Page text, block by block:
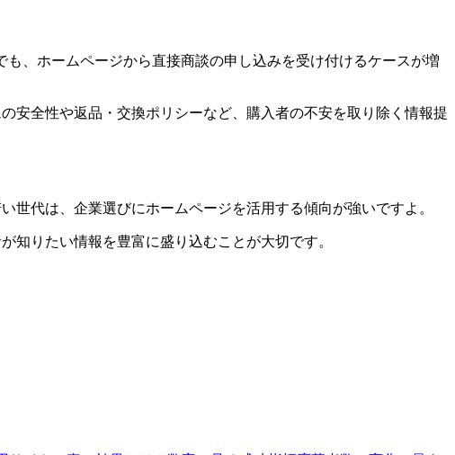
も、ホームページから直接商談の申し込みを受け付けるケースが増
安全性や返品・交換ポリシーなど、購入者の不安を取り除く情報提
代は、企業選びにホームページを活用する傾向が強いですよ。
知りたい情報を豊富に盛り込むことが大切です。